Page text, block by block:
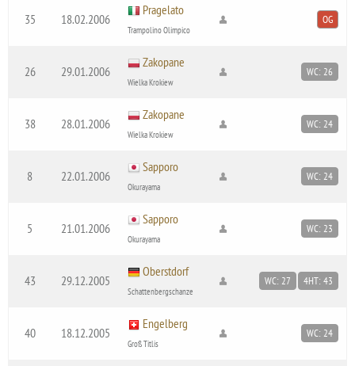
35 18.02.2006
Pragelato
Trampolino Olimpico
OG
26 29.01.2006
Zakopane
Wielka Krokiew
WC: 26
38 28.01.2006
Zakopane
Wielka Krokiew
WC: 24
8 22.01.2006
Sapporo
Okurayama
WC: 24
5 21.01.2006
Sapporo
Okurayama
WC: 23
43 29.12.2005
Oberstdorf
Schattenbergschanze
WC: 27 4HT: 43
40 18.12.2005
Engelberg
Groß Titlis
WC: 24